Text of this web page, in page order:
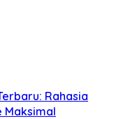
Rahasia
Maksimal